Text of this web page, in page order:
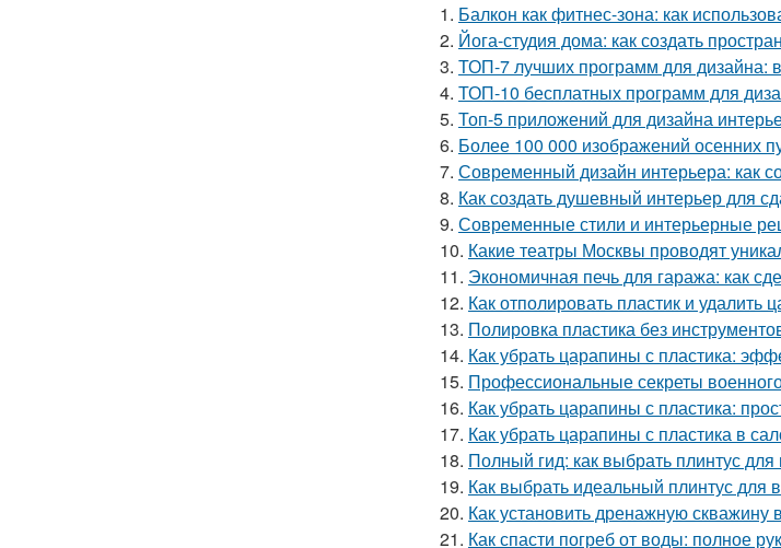
1. Балкон как фитнес-зона: как
2. Йога-студия дома: как создать
3. ТОП-7 лучших программ для дизайна:
4. ТОП-10 бесплатных программ для
5. Топ-5 приложений для дизайна
6. Более 100 000 изображений осенних
7. Современный дизайн интерьера: как
8. Как создать душевный интерьер для
9. Современные стили и интерьерные
10. Какие театры Москвы проводят
11. Экономичная печь для гаража: как
12. Как отполировать пластик и
13. Полировка пластика без
14. Как убрать царапины с пластика:
15. Профессиональные секреты
16. Как убрать царапины с пластика:
17. Как убрать царапины с пластика в
18. Полный гид: как выбрать плинтус
19. Как выбрать идеальный плинтус для
20. Как установить дренажную скважину
21. Как спасти погреб от воды: полное